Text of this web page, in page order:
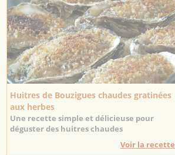
Huitres de Bouzigues chaudes gratinées
aux herbes
Une recette simple et délicieuse pour
déguster des huitres chaudes
Voir la recette